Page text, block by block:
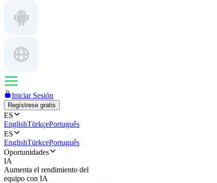
Iniciar Sesión
Regístrese gratis
ES
EnglishTürkçePortuguês
ES
EnglishTürkçePortuguês
Oportunidades
IA
Aumenta el rendimiento del
equipo con IA